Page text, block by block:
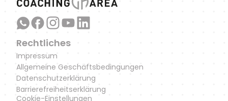
Rechtliches
Impressum
Allgemeine Geschäftsbedingungen
Datenschutzerklärung
Barrierefreiheitserklärung
Cookie-Einstellungen